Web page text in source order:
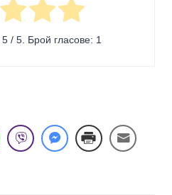
5/ 5. Брой гласове: 1